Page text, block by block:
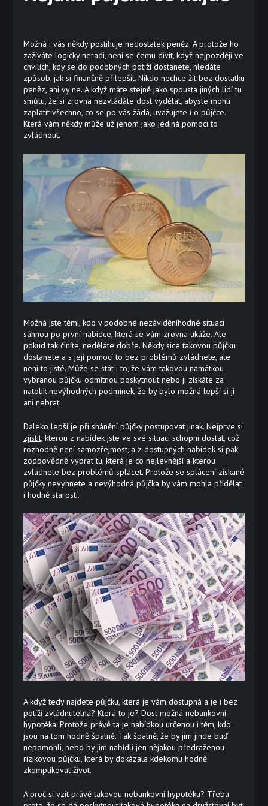
Možná i vás někdy postihuje nedostatek peněz. A protože ho
zažíváte logicky neradi, není se čemu divit, když nejpozději ve
chvílích, kdy se do podobných potíží dostanete, hledáte
způsob, jak si finančně přilepšit. Nikdo nechce žít bez dostatku
peněz, ani vy ne. A když máte stejně jako spousta jiných lidí tu
smůlu, že si zrovna nezvládáte dost vydělat, abyste mohli
zaplatit všechno, co se po vás žádá, uvažujete i o půjčce.
Která vám někdy může už jenom jako jediná pomoci to
zvládnout.
Možná jste těmi, kdo v podobné nezáviděníhodné situaci
sáhnou po první nabídce, která se vám zrovna ukáže. Ale
pokud tak činíte, neděláte dobře. Někdy sice takovou půjčku
dostanete a s její pomocí to bez problémů zvládnete, ale
není to jisté. Může se stát i to, že vám takovou namátkou
vybranou půjčku odmítnou poskytnout nebo ji získáte za
natolik nevýhodných podmínek, že by bylo možná lepší si ji
ani nebrat.
Daleko lepší je při shánění půjčky postupovat jinak. Nejprve si
zjistit, kterou z nabídek jste ve své situaci schopni dostat, což
rozhodně není samozřejmost, a z dostupných nabídek si pak
zodpovědně vybrat tu, která je co nejlevnější a kterou
zvládnete bez problémů splácet. Protože se splácení získané
půjčky nevyhnete a nevýhodná půjčka by vám mohla přidělat
i hodně starostí.
A když tedy najdete půjčku, která je vám dostupná a je i bez
potíží zvládnutelná? Která to je? Dost možná nebankovní
hypotéka. Protože právě ta je nabídkou určenou i těm, kdo
jsou na tom hodně špatně. Tak špatně, že by jim jinde buď
nepomohli, nebo by jim nabídli jen nějakou předraženou
rizikovou půjčku, která by dokázala kdekomu hodně
zkomplikovat život.
A proč si vzít právě takovou nebankovní hypotéku? Třeba